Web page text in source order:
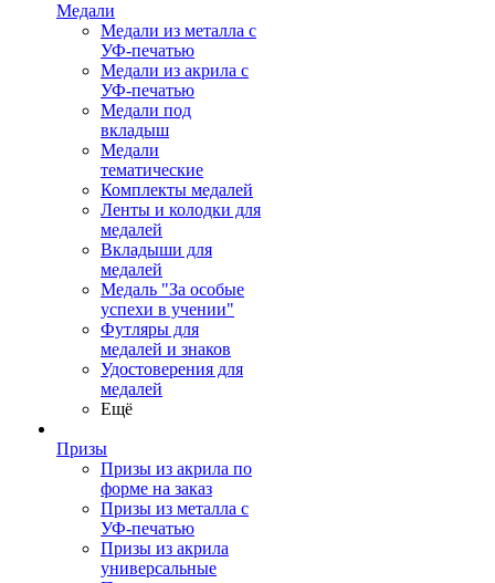
Медали
Медали из металла с
УФ-печатью
Медали из акрила с
УФ-печатью
Медали под
вкладыш
Медали
тематические
Комплекты медалей
Ленты и колодки для
медалей
Вкладыши для
медалей
Медаль "За особые
успехи в учении"
Футляры для
медалей и знаков
Удостоверения для
медалей
Ещё
Призы
Призы из акрила по
форме на заказ
Призы из металла с
УФ-печатью
Призы из акрила
универсальные